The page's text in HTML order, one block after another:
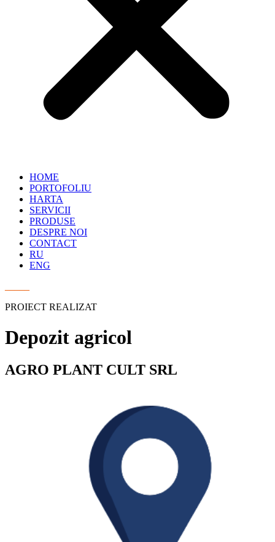
HOME
PORTOFOLIU
HARTA
SERVICII
PRODUSE
DESPRE NOI
CONTACT
RU
ENG
PROIECT REALIZAT
Depozit agricol
AGRO PLANT CULT SRL